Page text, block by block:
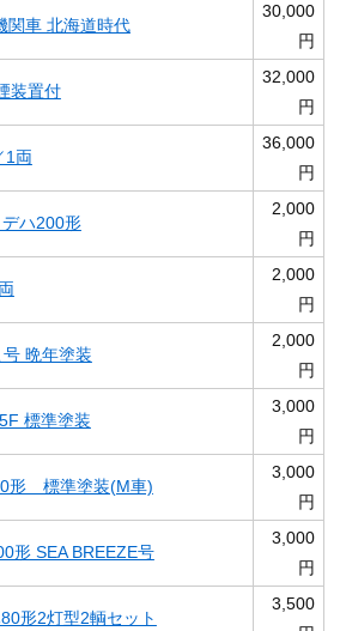
関車 北海道時代
30,000
円
装置付
32,000
円
1両
36,000
円
ハ200形
2,000
円
2,000
円
晩年塗装
2,000
円
標準塗装
3,000
円
形 標準塗装(M車)
3,000
円
形 SEA BREEZE号
3,000
円
形2灯型2輌セット
3,500